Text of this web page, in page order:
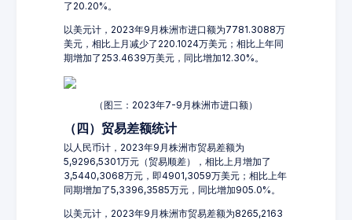
了20.20%。
以美元计，2023年9月株洲市进口额为7781.3088万
美元，相比上月减少了220.1024万美元；相比上年同
期增加了253.4639万美元，同比增加12.30%。
（图三：2023年7-9月株洲市进口额）
（四）贸易差额统计
以人民币计，2023年9月株洲市贸易差额为
5,9296,5301万元（贸易顺差），相比上月增加了
3,5440,3068万元，即4901,3059万美元；相比上年
同期增加了5,3396,3585万元，同比增加905.0%。
以美元计，2023年9月株洲市贸易差额为8265,2163